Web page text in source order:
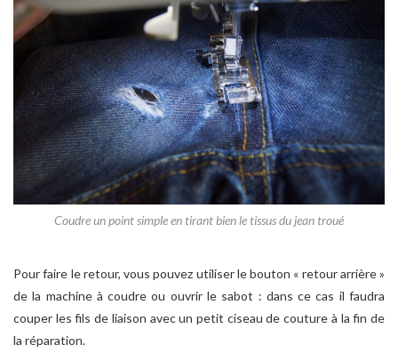
Coudre un point simple en tirant bien le tissus du jean troué
Pour faire le retour, vous pouvez utiliser le bouton « retour arrière »
de la machine à coudre ou ouvrir le sabot : dans ce cas il faudra
couper les fils de liaison avec un petit ciseau de couture à la fin de
la réparation.